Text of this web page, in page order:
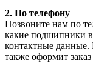
2. По телефону
Позвоните нам по
какие подшипники
контактные данные.
также оформит